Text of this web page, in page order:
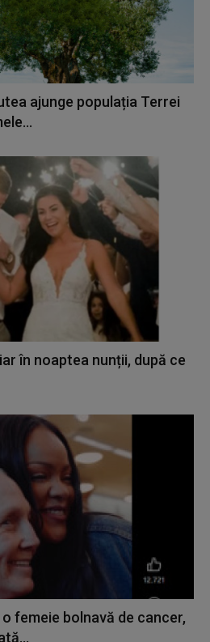
ajunge populația Terrei
în noaptea nunții, după ce
femeie bolnavă de cancer,